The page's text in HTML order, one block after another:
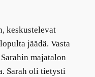
keskustelevat
jäädä. Vasta
majatalon
Sarah oli tietysti